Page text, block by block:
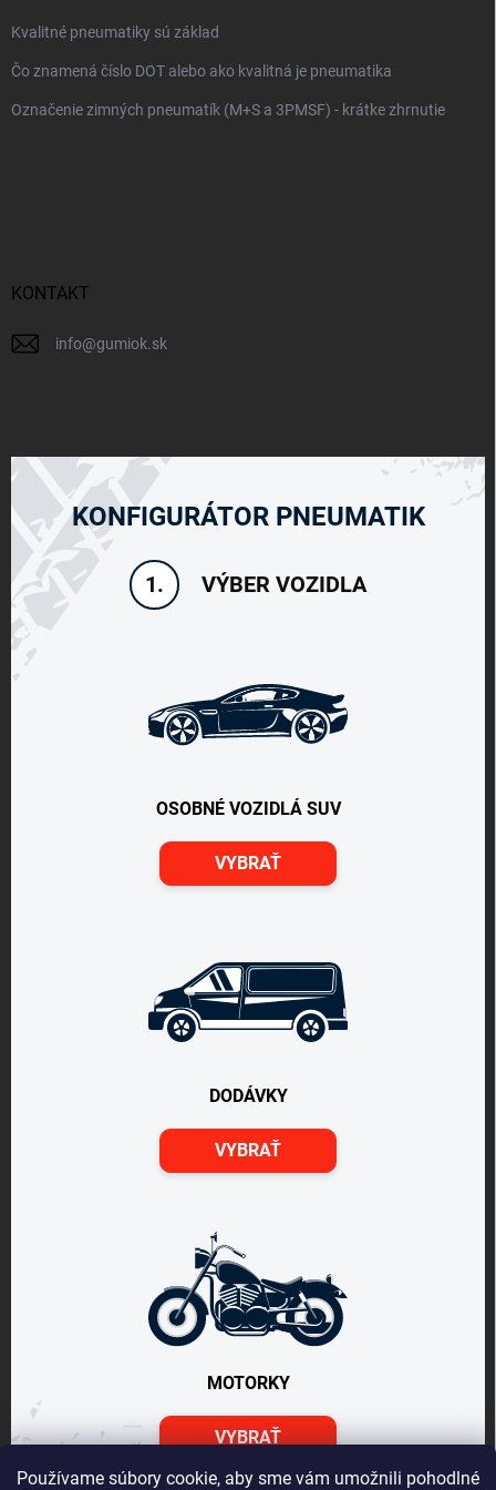
Používame súbory cookie, aby sme vám umožnili pohodlné
Kvalitné pneumatiky sú základ
Čo znamená číslo DOT alebo ako kvalitná je pneumatika
Označenie zimných pneumatík (M+S a 3PMSF) - krátke zhrnutie
KONTAKT
info@gumiok.sk
KONFIGURÁTOR PNEUMATIK
1. VÝBER VOZIDLA
OSOBNÉ VOZIDLÁ SUV
VYBRAŤ
DODÁVKY
VYBRAŤ
MOTORKY
VYBRAŤ